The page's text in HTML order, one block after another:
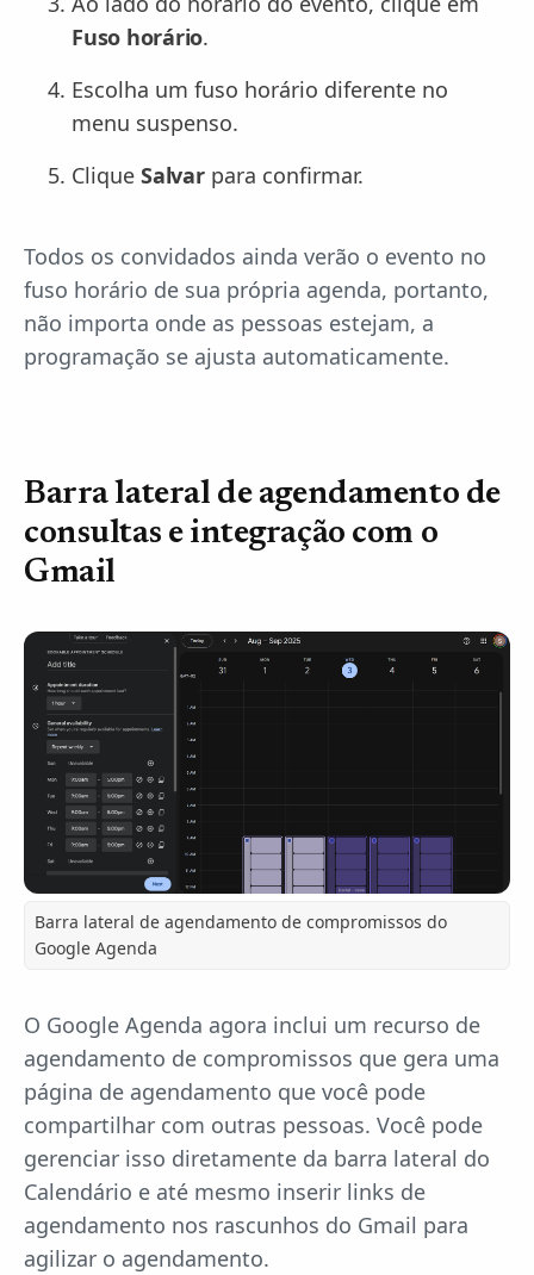
Fuso horário.
Escolha um fuso horário diferente no
menu suspenso.
Clique Salvarpara confirmar.
Todos os convidados ainda verão o evento no
fuso horário de sua própria agenda, portanto,
não importa onde as pessoas estejam, a
programação se ajusta automaticamente.
Barra lateral de agendamento de
consultas e integração com o
Gmail
Barra lateral de agendamento de compromissos do
Google Agenda
O Google Agenda agora inclui um recurso de
agendamento de compromissos que gera uma
página de agendamento que você pode
compartilhar com outras pessoas. Você pode
gerenciar isso diretamente da barra lateral do
Calendário e até mesmo inserir links de
agendamento nos rascunhos do Gmail para
agilizar o agendamento.